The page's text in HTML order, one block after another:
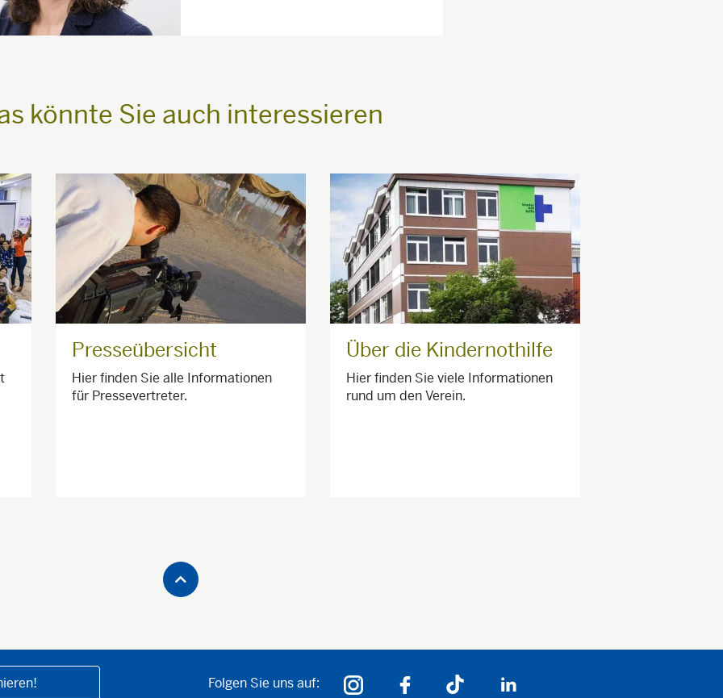
könnte Sie auch interessieren
Presseübersicht
Hier finden Sie alle Informationen
für Pressevertreter.
Über die Kindernothilfe
Hier finden Sie viele Informationen
rund um den Verein.
Folgen Sie uns auf: